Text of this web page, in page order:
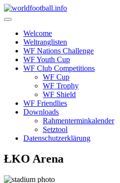
Skip
to
Welcome
Weltranglisten
WF Nations Challenge
WF Youth Cup
WF Club Competitions
WF Cup
WF Trophy
WF Shield
WF Friendlies
Downloads
Rahmenterminkalender
Setztool
Datenschutzerklärung
ŁKO Arena